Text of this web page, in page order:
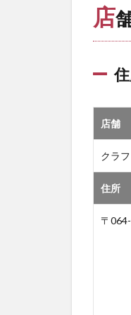
店
店舗
クラ
住所
〒